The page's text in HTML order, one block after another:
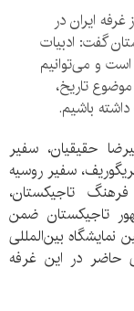
ایران در
گفت: ادبیات
و می‌توانیم
تاریخ،
باشیم.
حقیقیان، سفیر
سفیر روسیه
تاجیکستان،
تاجیکستان ضمن
نمایشگاه بین‌المللی
حاضر در این غرفه